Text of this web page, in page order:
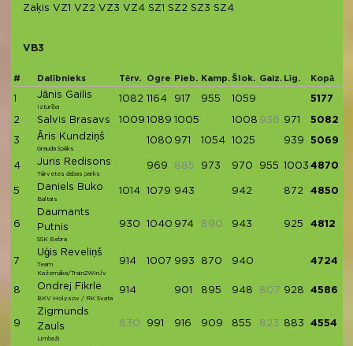
Zaķis VZ1 VZ2 VZ3 VZ4 SZ1 SZ2 SZ3 SZ4
VB3
# Dalībnieks Tērv. Ogre Pieb. Kamp. Šlok. Gaiz. Līg. Kopā
1 Jānis Gailis
Izturība
1082 1164 917 955 1059 5177
2 Salvis Brasavs 1009 1089 1005 1008 936 971 5082
3 Āris Kundziņš
Grauda Spēks
1080 971 1054 1025 939 5069
4 Juris Redisons
Tērvetes dabas parks
969 885 973 970 955 1003 4870
5 Daniels Buko
Baltais
1014 1079 943 942 872 4850
6
Daumants
Putnis
SSK Bebra
930 1040 974 890 943 925 4812
7
Uģis Reveliņš
Team
Kažemāka/Train2Win.lv
914 1007 993 870 940 4724
8 Ondrej Fikrle
BKV Holysov / RK Svata
914 901 895 948 807 928 4586
9
Zigmunds
Zauls
Limbaži
830 991 916 909 855 823 883 4554